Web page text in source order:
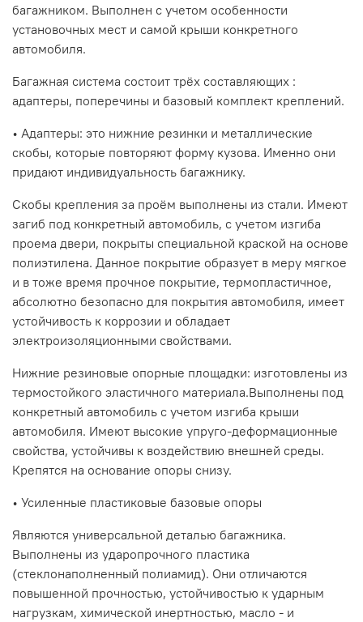
багажником. Выполнен с учетом особенности
установочных мест и самой крыши конкретного
автомобиля.
Багажная система состоит трёх составляющих :
адаптеры, поперечины и базовый комплект креплений.
• Адаптеры: это нижние резинки и металлические
скобы, которые повторяют форму кузова. Именно они
придают индивидуальность багажнику.
Скобы крепления за проём выполнены из стали. Имеют
загиб под конкретный автомобиль, с учетом изгиба
проема двери, покрыты специальной краской на основе
полиэтилена. Данное покрытие образует в меру мягкое
и в тоже время прочное покрытие, термопластичное,
абсолютно безопасно для покрытия автомобиля, имеет
устойчивость к коррозии и обладает
электроизоляционными свойствами.
Нижние резиновые опорные площадки: изготовлены из
термостойкого эластичного материала.Выполнены под
конкретный автомобиль с учетом изгиба крыши
автомобиля. Имеют высокие упруго-деформационные
свойства, устойчивы к воздействию внешней среды.
Крепятся на основание опоры снизу.
• Усиленные пластиковые базовые опоры
Являются универсальной деталью багажника.
Выполнены из ударопрочного пластика
(стеклонаполненный полиамид). Они отличаются
повышенной прочностью, устойчивостью к ударным
нагрузкам, химической инертностью, масло - и